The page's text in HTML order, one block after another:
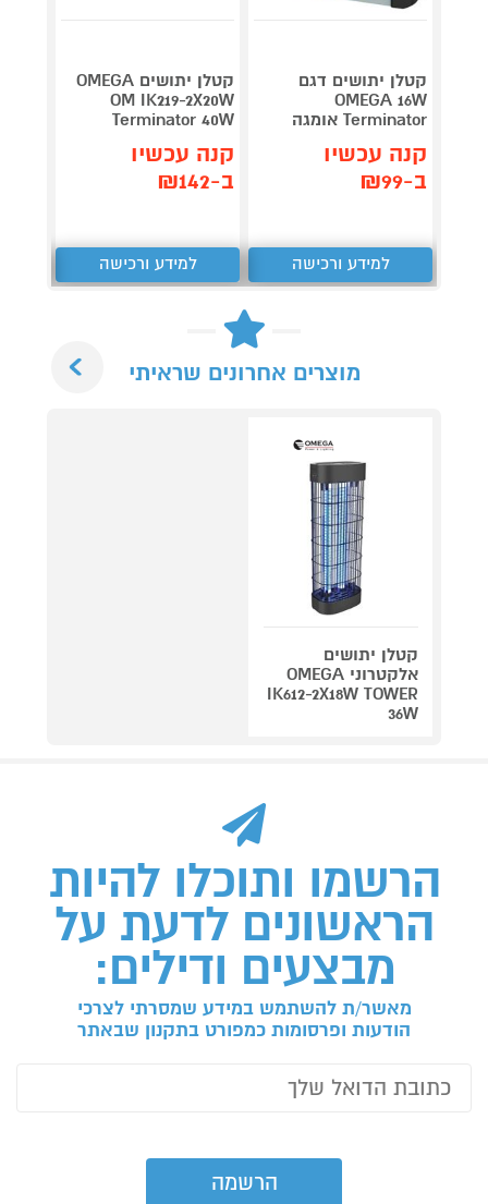
קטלן יתושים דגם
OMEGA 16W
Terminator אומגה
קנה עכשיו
ב-₪99
למידע ורכישה
קטלן יתושים OMEGA
OM IK219-2X20W
Terminator 40W
קנה עכשיו
ב-₪142
למידע ורכישה
מוצרים אחרונים שראיתי
קטלן יתושים
אלקטרוני OMEGA
IK612-2X18W TOWER
36W
הרשמו ותוכלו להיות
הראשונים לדעת על
מבצעים ודילים:
מאשר/ת להשתמש במידע שמסרתי לצרכי
הודעות ופרסומות כמפורט בתקנון שבאתר